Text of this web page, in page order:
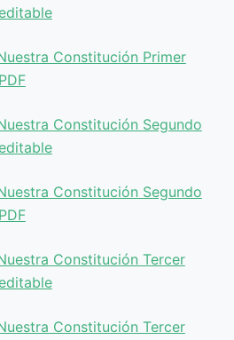
Constitución Primer
Constitución Segundo
Constitución Segundo
Constitución Tercer
Constitución Tercer